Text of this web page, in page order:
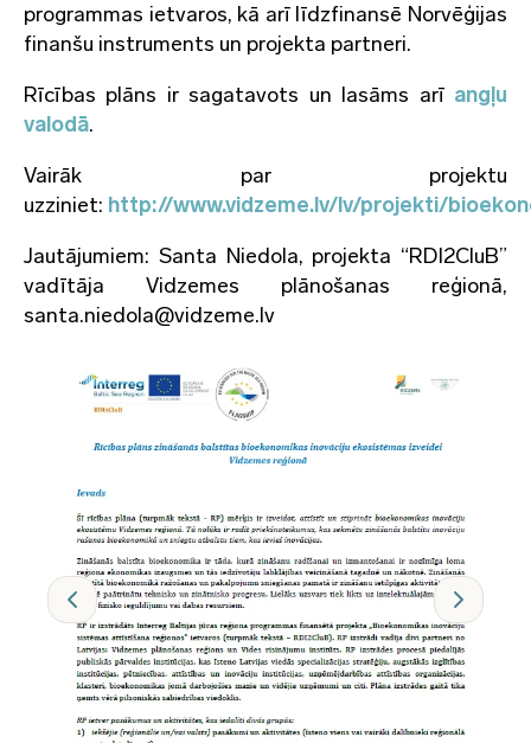
programmas ietvaros, kā arī līdzfinansē Norvēģijas
finanšu instruments un projekta partneri.
Rīcības plāns ir sagatavots un lasāms arī angļu
valodā.
Vairāk par projektu
uzziniet: http://www.vidzeme.lv/lv/projekti/
Jautājumiem: Santa Niedola, projekta “RDI2CluB”
vadītāja Vidzemes plānošanas reģionā,
santa.niedola@vidzeme.lv